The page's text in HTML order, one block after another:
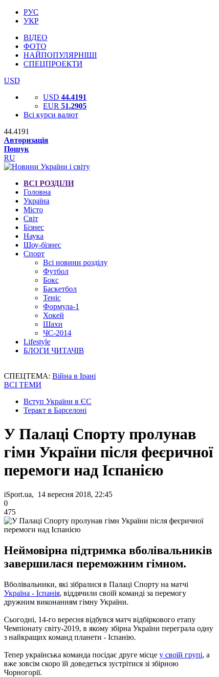
РУС
УКР
ВІДЕО
ФОТО
НАЙПОПУЛЯРНІШІ
СПЕЦПРОЕКТИ
USD
USD 44.4191
EUR 51.2905
Всі курси валют
44.4191
Авторизація
Пошук
RU
ВСІ РОЗДІЛИ
Головна
Україна
Місто
Світ
Бізнес
Наука
Шоу-бізнес
Спорт
Всі новини розділу
Футбол
Бокс
Баскетбол
Теніс
Формула-1
Хокей
Шахи
ЧС-2014
Lifestyle
БЛОГИ ЧИТАЧІВ
СПЕЦТЕМА: Війна в Ірані
ВСІ ТЕМИ
Вступ України в ЄС
Теракт в Барселоні
У Палаці Спорту пролунав
гімн України після феєричної
перемоги над Іспанією
iSport.ua, 14 вересня 2018, 22:45
0
475
Неймовірна підтримка вболівальників
завершилася переможним гімном.
Вболівальники, які зібралися в Палаці Спорту на матчі
Україна - Іспанія, віддячили своїй команді за перемогу
дружним виконанням гімну України.
Сьогодні, 14-го вересня відбувся матч відбіркового етапу
Чемпіонату світу-2019, в якому збірна України переграла одну
з найкращих команд планети - Іспанію.
Тепер українська команда посідає друге місце у своїй групі, а
вже зовсім скоро їй доведеться зустрітися зі збірною
Чорногорії.